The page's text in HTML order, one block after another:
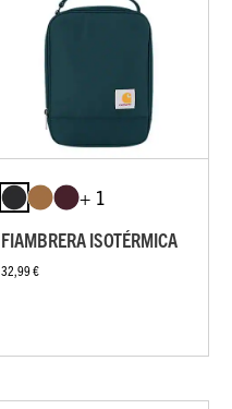
+ 1
FIAMBRERA ISOTÉRMICA
32,99 €